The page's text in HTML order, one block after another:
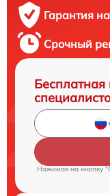
Гарантия
Срочный
Бесплатная
Нажимая на кнопку